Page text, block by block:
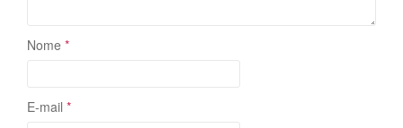
Nome *
E-mail *